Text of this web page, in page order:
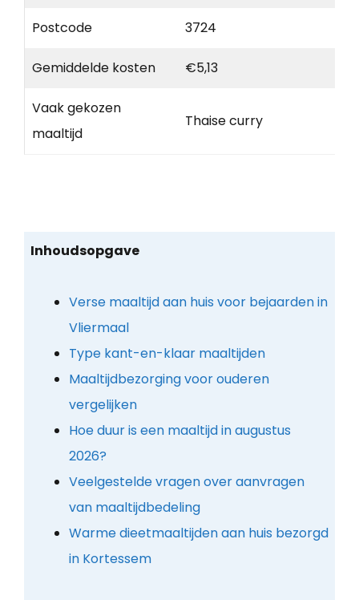
Postcode 3724
Gemiddelde kosten €5,13
Vaak gekozen
maaltijd
Thaise curry
Inhoudsopgave
Verse maaltijd aan huis voor bejaarden in
Vliermaal
Type kant-en-klaar maaltijden
Maaltijdbezorging voor ouderen
vergelijken
Hoe duur is een maaltijd in augustus
2026?
Veelgestelde vragen over aanvragen
van maaltijdbedeling
Warme dieetmaaltijden aan huis bezorgd
in Kortessem